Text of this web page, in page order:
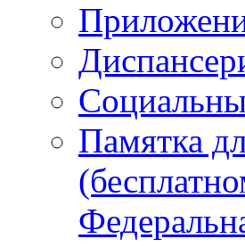
Памятка